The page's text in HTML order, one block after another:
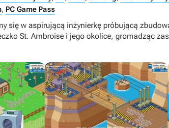
, PC Game Pass
się w aspirującą inżynierkę próbującą
St. Ambroise i jego okolice, gromadząc